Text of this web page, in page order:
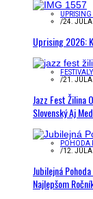
UPRISING
/24.
Uprising 2026:
FESTIVALY
/21.
Jazz Fest Žilina
Slovenský Aj
POHODA
/12.
Jubilejná
Najlepšom